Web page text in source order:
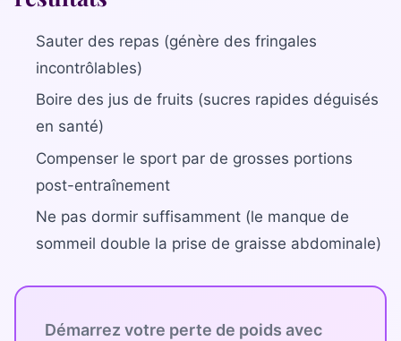
Sauter des repas (génère des fringales
incontrôlables)
Boire des jus de fruits (sucres rapides déguisés
en santé)
Compenser le sport par de grosses portions
post-entraînement
Ne pas dormir suffisamment (le manque de
sommeil double la prise de graisse abdominale)
Démarrez votre perte de poids avec